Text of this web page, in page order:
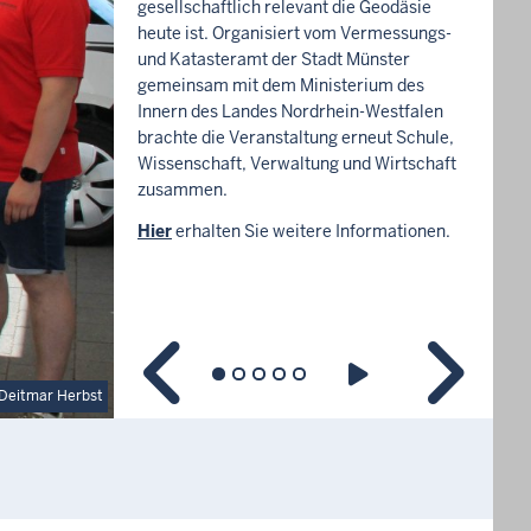
Herbst
gesellschaftlich relevant die Geodäsie
heute ist. Organisiert vom Vermessungs-
und Katasteramt der Stadt Münster
gemeinsam mit dem Ministerium des
Innern des Landes Nordrhein-Westfalen
brachte die Veranstaltung erneut Schule,
Wissenschaft, Verwaltung und Wirtschaft
zusammen.
Hiererhalten Sie weitere Informationen.